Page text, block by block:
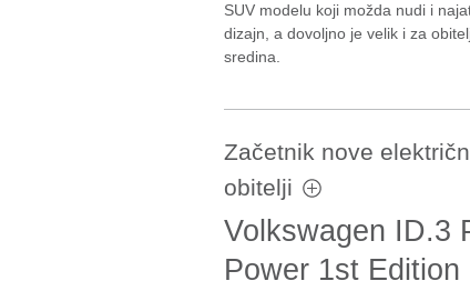
SUV modelu koji možda nudi i
dizajn, a dovoljno je velik i za
sredina.
Začetnik nove
obitelji
Volkswagen ID.3
Power 1st Edition